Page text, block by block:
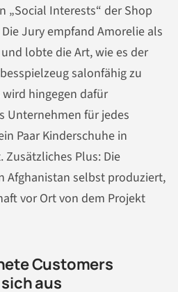
„Social Interests“ der Shop
Jury empfand Amorelie als
lobte die Art, wie es der
salonfähig zu
hingegen dafür
Unternehmen für jedes
Paar Kinderschuhe in
Plus: Die
Afghanistan selbst produziert,
vor Ort von dem Projekt
Customers
aus